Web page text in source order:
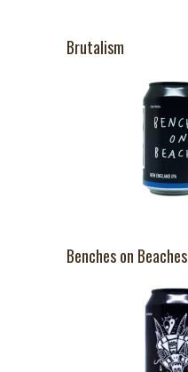
Brutalism
Benches on Beaches